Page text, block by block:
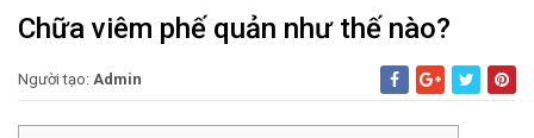
Chữa viêm phế quản như thế nào?
Người tạo: Admin